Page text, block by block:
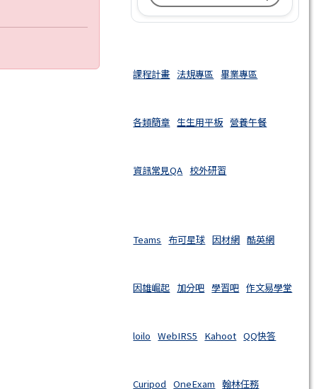
課程計畫 法規專區 畢業專區
各類簡章 生生用平板 營養午餐
資訊常見QA 校外研習
Teams 布可星球 因材網 酷英網
因雄崛起 加分吧 學習吧 作文易學堂
loilo WebIRS5 Kahoot QQ快答
Curipod OneExam 翰林任務